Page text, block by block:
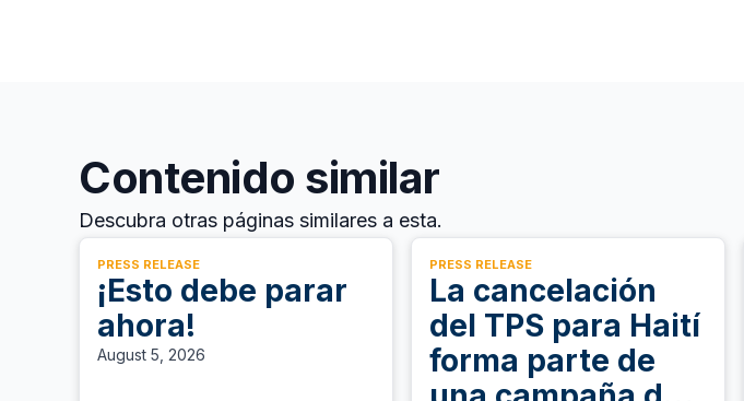
Contenido similar
Descubra otras páginas similares a esta.
PRESS RELEASE
¡Esto debe parar
ahora!
August 5, 2026
PRESS RELEASE
La cancelación
del TPS para Haití
forma parte de